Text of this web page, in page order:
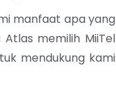
manfaat apa yang
memilih MiiTel
mendukung kami